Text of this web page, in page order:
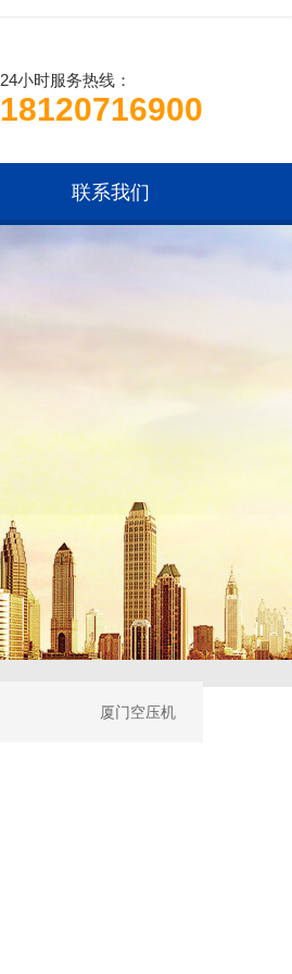
24小时服务热线：
18120716900
联系我们
厦门空压机